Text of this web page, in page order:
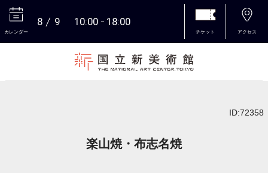
カレンダー
8 9 10:00 18:00
チケット アクセス
ID:72358
楽山焼・布志名焼